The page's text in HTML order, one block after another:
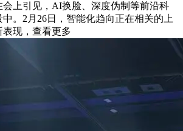
上引见，AI换脸、深度伪制等前沿科
。2月26日，智能化趋向正在相关的上
现，查看更多